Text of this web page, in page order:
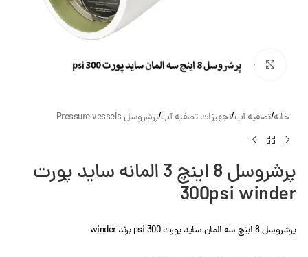
بزرگنمایی تصویر
خانه/تصفیه آب/تجهیزات تصفیه آب/پرشروسل Pressure vessels
پرشروسل 8 اینچ 3 المانه ساید پورت
300psi winder
پرشروسل 8 اینچ سه المان ساید پورت 300 psi برند winder